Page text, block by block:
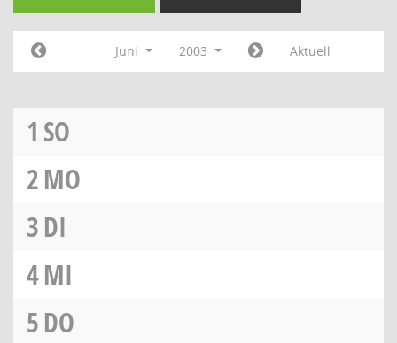
Juni 2003 Aktuell
1 SO
2MO
3DI
4MI
5DO